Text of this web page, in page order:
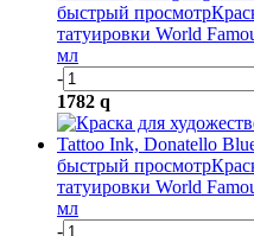
быстрый просмотр
татуировки World
мл
-
1782 q
быстрый просмотр
татуировки World
мл
-